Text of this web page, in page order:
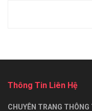
Thông Tin Liên Hệ
CHUYÊN TRANG